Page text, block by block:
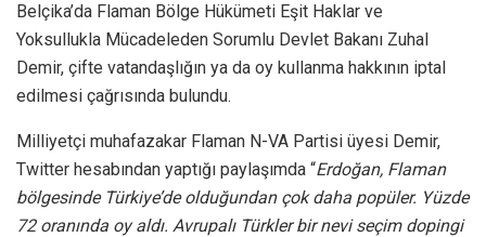
Belçika’da Flaman Bölge Hükümeti Eşit Haklar ve
Yoksullukla Mücadeleden Sorumlu Devlet Bakanı Zuhal
Demir, çifte vatandaşlığın ya da oy kullanma hakkının iptal
edilmesi çağrısında bulundu.
Milliyetçi muhafazakar Flaman N-VA Partisi üyesi Demir,
Twitter hesabından yaptığı paylaşımda “Erdoğan, Flaman
bölgesinde Türkiye’de olduğundan çok daha popüler. Yüzde
72 oranında oy aldı. Avrupalı Türkler bir nevi seçim dopingi